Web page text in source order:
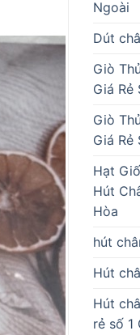
Ngoài
Dút
Giò
Giá Rẻ
Giò
Giá Rẻ
Hạt
Hút
Hòa
hút
Hút
Hút
rẻ số 1